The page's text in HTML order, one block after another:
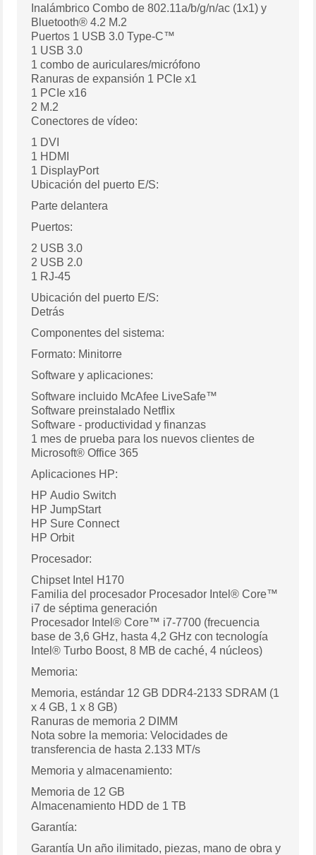
Inalámbrico Combo de 802.11a/b/g/n/ac (1x1) y
Bluetooth® 4.2 M.2
Puertos 1 USB 3.0 Type-C™
1 USB 3.0
1 combo de auriculares/micrófono
Ranuras de expansión 1 PCIe x1
1 PCIe x16
2 M.2
Conectores de vídeo:
1 DVI
1 HDMI
1 DisplayPort
Ubicación del puerto E/S:
Parte delantera
Puertos:
2 USB 3.0
2 USB 2.0
1 RJ-45
Ubicación del puerto E/S:
Detrás
Componentes del sistema:
Formato: Minitorre
Software y aplicaciones:
Software incluido McAfee LiveSafe™
Software preinstalado Netflix
Software - productividad y finanzas
1 mes de prueba para los nuevos clientes de
Microsoft® Office 365
Aplicaciones HP:
HP Audio Switch
HP JumpStart
HP Sure Connect
HP Orbit
Procesador:
Chipset Intel H170
Familia del procesador Procesador Intel® Core™
i7 de séptima generación
Procesador Intel® Core™ i7-7700 (frecuencia
base de 3,6 GHz, hasta 4,2 GHz con tecnología
Intel® Turbo Boost, 8 MB de caché, 4 núcleos)
Memoria:
Memoria, estándar 12 GB DDR4-2133 SDRAM (1
x 4 GB, 1 x 8 GB)
Ranuras de memoria 2 DIMM
Nota sobre la memoria: Velocidades de
transferencia de hasta 2.133 MT/s
Memoria y almacenamiento:
Memoria de 12 GB
Almacenamiento HDD de 1 TB
Garantía:
Garantía Un año ilimitado, piezas, mano de obra y